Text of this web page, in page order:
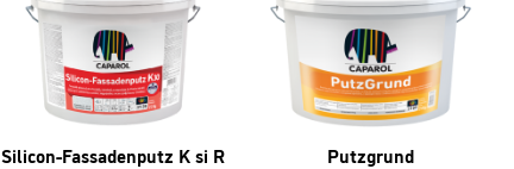
Silicon-Fassadenputz K si R Putzgrund